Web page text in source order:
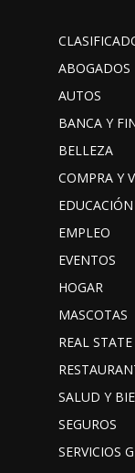
ABOGADOS
AUTOS
BANCA Y
BELLEZA
COMPRA Y
EDUCACIÓN
EMPLEO
EVENTOS
HOGAR
MASCOTAS
REAL STATE
SALUD Y
SEGUROS
SERVICIOS